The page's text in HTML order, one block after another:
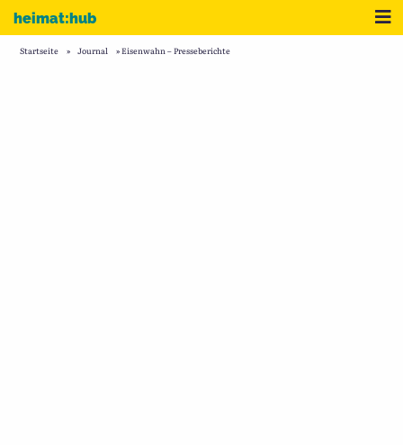
Zum Inhalt
heimat:hub
Startseite » Journal »Eisenwahn – Presseberichte